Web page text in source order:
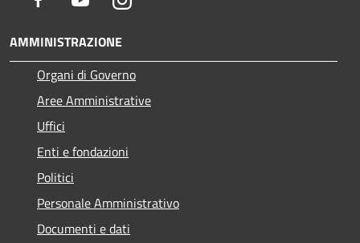
AMMINISTRAZIONE
Organi di Governo
Aree Amministrative
Uffici
Enti e fondazioni
Politici
Personale Amministrativo
Documenti e dati